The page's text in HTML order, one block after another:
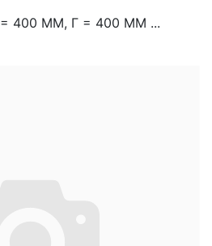
400 ММ, Г = 400 ММ ...